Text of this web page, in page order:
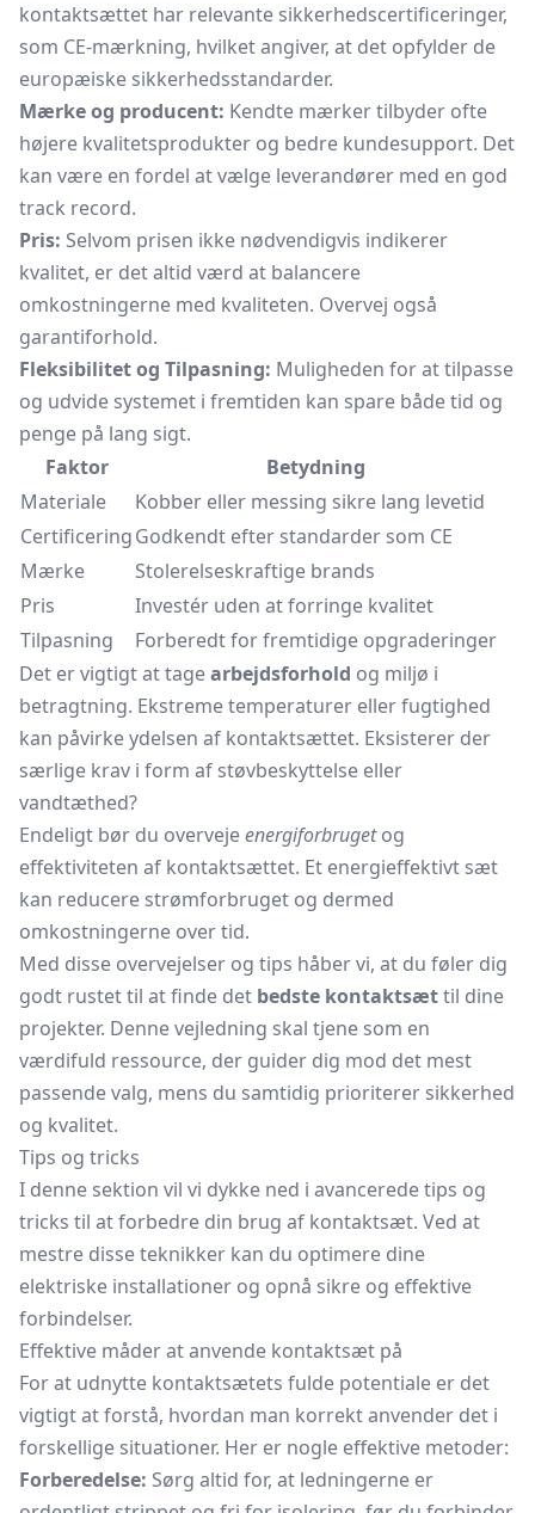
kontaktsættet har relevante sikkerhedscertificeringer,
som CE-mærkning, hvilket angiver, at det opfylder de
europæiske sikkerhedsstandarder.
Mærke og producent: Kendte mærker tilbyder ofte
højere kvalitetsprodukter og bedre kundesupport. Det
kan være en fordel at vælge leverandører med en god
track record.
Pris: Selvom prisen ikke nødvendigvis indikerer
kvalitet, er det altid værd at balancere
omkostningerne med kvaliteten. Overvej også
garantiforhold.
Fleksibilitet og Tilpasning: Muligheden for at tilpasse
og udvide systemet i fremtiden kan spare både tid og
penge på lang sigt.
Faktor
Betydning
Materiale
Kobber eller messing sikre lang levetid
CertificeringGodkendt efter standarder som CE
Mærke
Stolerelseskraftige brands
Pris
Investér uden at forringe kvalitet
Tilpasning
Forberedt for fremtidige opgraderinger
Det er vigtigt at tagearbejdsforhold og miljø i
betragtning. Ekstreme temperaturer eller fugtighed
kan påvirke ydelsen af kontaktsættet. Eksisterer der
særlige krav i form af støvbeskyttelse eller
vandtæthed?
Endeligt bør du overvejeenergiforbrugetog
effektiviteten af kontaktsættet. Et energieffektivt sæt
kan reducere strømforbruget og dermed
omkostningerne over tid.
Med disse overvejelser og tips håber vi, at du føler dig
godt rustet til at finde det bedste kontaktsættil dine
projekter. Denne vejledning skal tjene som en
værdifuld ressource, der guider dig mod det mest
passende valg, mens du samtidig prioriterer sikkerhed
og kvalitet.
Tips og tricks
I denne sektion vil vi dykke ned i avancerede tips og
tricks til at forbedre din brug af kontaktsæt. Ved at
mestre disse teknikker kan du optimere dine
elektriske installationer og opnå sikre og effektive
forbindelser.
Effektive måder at anvende kontaktsæt på
For at udnytte kontaktsætets fulde potentiale er det
vigtigt at forstå, hvordan man korrekt anvender det i
forskellige situationer. Her er nogle effektive metoder:
Forberedelse: Sørg altid for, at ledningerne er